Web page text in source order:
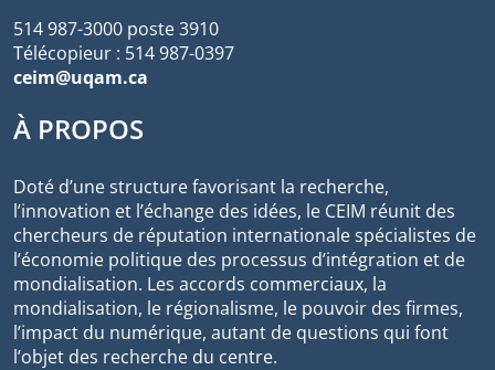
514 987-3000 poste 3910
Télécopieur : 514 987-0397
ceim@uqam.ca
À PROPOS
Doté d’une structure favorisant la recherche,
l’innovation et l’échange des idées, le CEIM réunit des
chercheurs de réputation internationale spécialistes de
l’économie politique des processus d’intégration et de
mondialisation. Les accords commerciaux, la
mondialisation, le régionalisme, le pouvoir des firmes,
l’impact du numérique, autant de questions qui font
l’objet des recherche du centre.